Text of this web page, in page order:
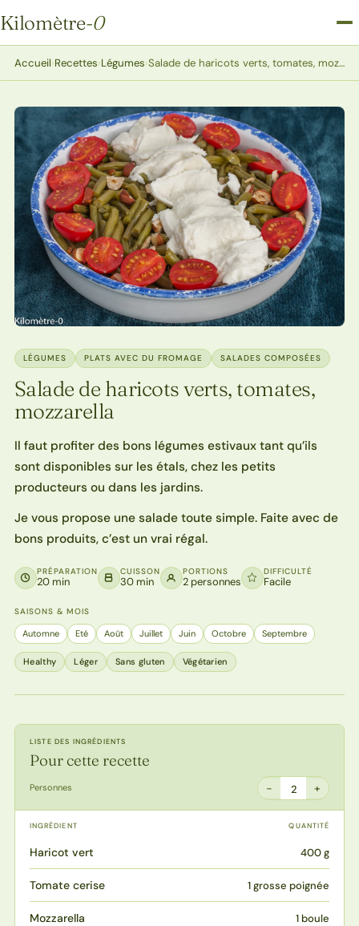
Kilomètre-0
Kilomètre-0
Accueil›Recettes›Légumes› Salade de haricots verts, tomates, mozzarella
LÉGUMES PLATS AVEC DU FROMAGE SALADES COMPOSÉES
Salade de haricots verts, tomates,
mozzarella
Il faut profiter des bons légumes estivaux tant qu’ils
sont disponibles sur les étals, chez les petits
producteurs ou dans les jardins.
Je vous propose une salade toute simple. Faite avec de
bons produits, c’est un vrai régal.
PRÉPARATION
20 min
CUISSON
30 min
PORTIONS
2 personnes
DIFFICULTÉ
Facile
SAISONS & MOIS
Automne Eté Août Juillet Juin Octobre Septembre
Healthy Léger Sans gluten Végétarien
LISTE DES INGRÉDIENTS
Pour cette recette
Personnes − 2 +
INGRÉDIENT QUANTITÉ
Haricot vert 400 g
Tomate cerise 1 grosse poignée
Mozzarella 1 boule